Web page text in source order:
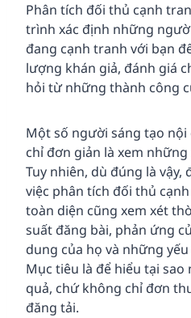
Phân tích đối thủ cạnh
trình xác định những
đang cạnh tranh với bạn
lượng khán giả, đánh giá
hỏi từ những thành công
Một số người sáng tạo
chỉ đơn giản là xem
Tuy nhiên, dù đúng là vậy,
việc phân tích đối thủ
toàn diện cũng xem xét
suất đăng bài, phản ứng
dung của họ và những
Mục tiêu là để hiểu tại
quả, chứ không chỉ đơn
đăng tải.